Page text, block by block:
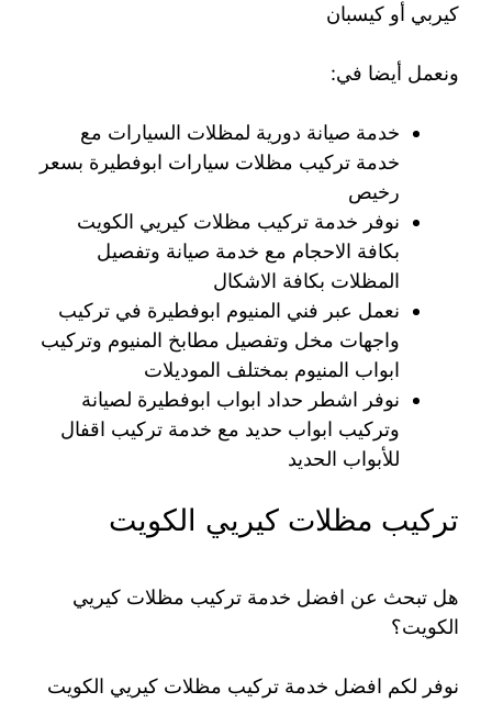
كيربي أو كيسبان
ونعمل أيضا في:
خدمة صيانة دورية لمظلات السيارات مع
خدمة تركيب مظلات سيارات ابوفطيرة بسعر
رخيص
نوفر خدمة تركيب مظلات كيريي الكويت
بكافة الاحجام مع خدمة صيانة وتفصيل
المظلات بكافة الاشكال
نعمل عبر فني المنيوم ابوفطيرة في تركيب
واجهات مخل وتفصيل مطابخ المنيوم وتركيب
ابواب المنيوم بمختلف الموديلات
نوفر اشطر حداد ابواب ابوفطيرة لصيانة
وتركيب ابواب حديد مع خدمة تركيب اقفال
للأبواب الحديد
تركيب مظلات كيريي الكويت
هل تبحث عن افضل خدمة تركيب مظلات كيريي
الكويت؟
نوفر لكم افضل خدمة تركيب مظلات كيريي الكويت